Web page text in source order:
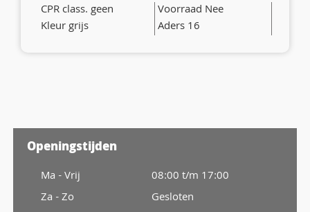
CPR class. geen
Voorraad Nee
Kleur grijs
Aders 16
Openingstijden
Ma - Vrij
Za - Zo
08:00 t/m 17:00
Gesloten